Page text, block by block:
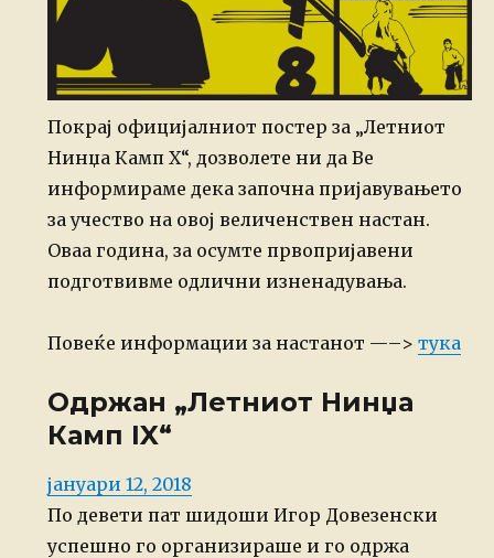
Покрај официјалниот постер за „Летниот
Нинџа Камп X“, дозволете ни да Ве
информираме дека започна пријавувањето
за учество на овој величенствен настан.
Оваа година, за осумте првопријавени
подготвивме одлични изненадувања.
Повеќе информации за настанот —–> тука
Одржан „Летниот Нинџа
Камп IX“
Posted
on
јануари 12, 2018
По девети пат шидоши Игор Довезенски
успешно го организираше и го одржа